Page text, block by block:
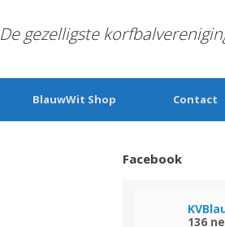
De gezelligste
BlauwWit Shop Contact
Facebook
136